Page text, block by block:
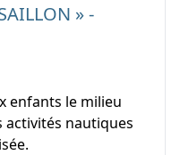
» -
enfants le milieu
activités nautiques